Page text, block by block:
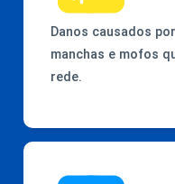
Danos causados
manchas e mofos
rede.